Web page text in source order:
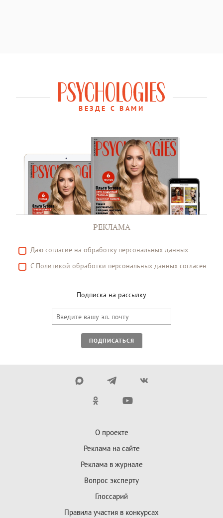
ВЕЗДЕ С ВАМИ
РЕКЛАМА
Даю согласие на обработку персональных данных
С Политикой обработки персональных данных согласен
Подписка на рассылку
ПОДПИСАТЬСЯ
О проекте
Реклама на сайте
Реклама в журнале
Вопрос эксперту
Глоссарий
Правила участия в конкурсах